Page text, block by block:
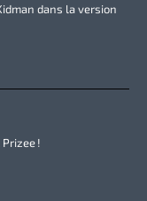
dans la version
!